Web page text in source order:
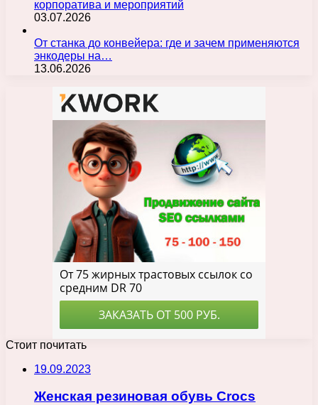
корпоратива и мероприятий
03.07.2026
От станка до конвейера: где и зачем применяются
энкодеры на…
13.06.2026
Стоит почитать
19.09.2023
Женская резиновая обувь Crocs